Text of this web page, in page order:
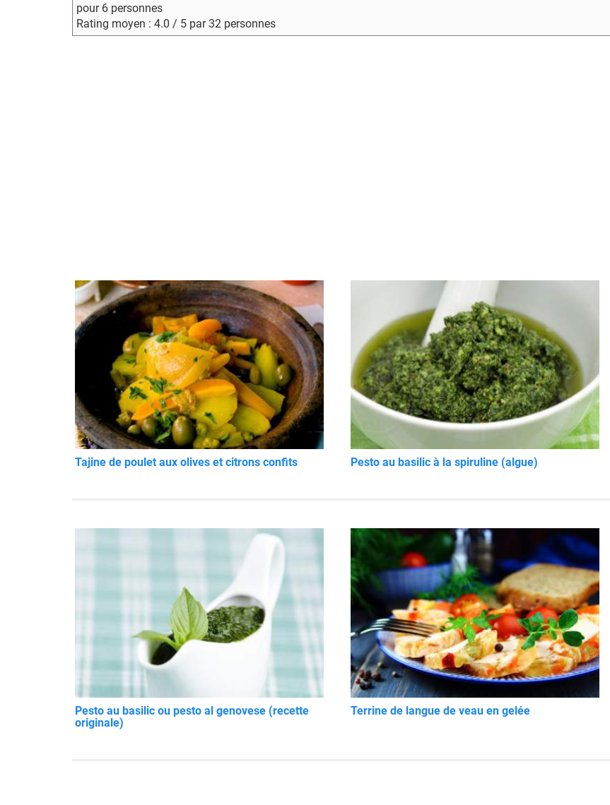
pour 6 personnes
Rating moyen : 4.0 / 5 par 32 personnes
Tajine de poulet aux olives et citrons confits Pesto au basilic à la spiruline (algue)
Pesto au basilic ou pesto al genovese (recette
originale)
Terrine de langue de veau en gelée